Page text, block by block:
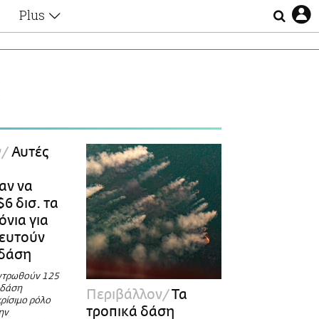
Plus
Οι Αθηναίοι
Lgbtqi+
Επιλογές
Αυτές
να
δισ. τα
για
125
δάση
ρόλο
Περιβάλλον Τα
τροπικά δάση